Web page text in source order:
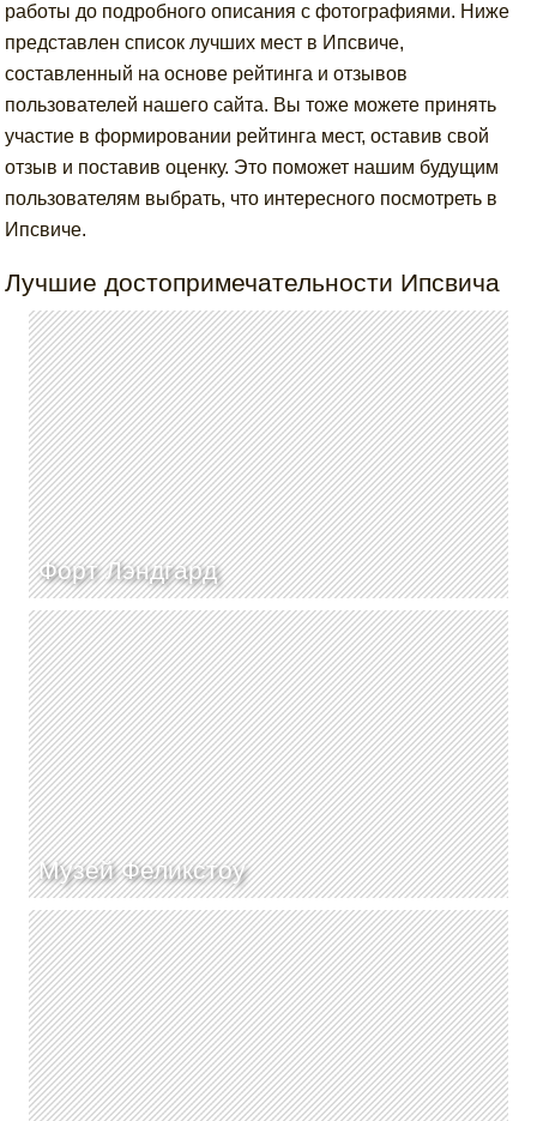
работы до подробного описания с фотографиями. Ниже
представлен список лучших мест в Ипсвиче,
составленный на основе рейтинга и отзывов
пользователей нашего сайта. Вы тоже можете принять
участие в формировании рейтинга мест, оставив свой
отзыв и поставив оценку. Это поможет нашим будущим
пользователям выбрать, что интересного посмотреть в
Ипсвиче.
Лучшие достопримечательности Ипсвича
Форт Лэндгард
Музей Феликстоу